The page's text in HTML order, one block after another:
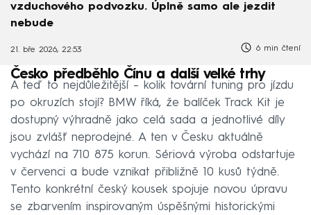
vzduchového podvozku. Úplně samo ale jezdit
nebude
21. bře 2026, 22:53 6 min čtení
Česko předběhlo Čínu a další velké trhy
A teď to nejdůležitější – kolik tovární tuning pro jízdu
po okruzích stojí? BMW říká, že balíček Track Kit je
dostupný výhradně jako celá sada a jednotlivé díly
jsou zvlášť neprodejné. A ten v Česku aktuálně
vychází na 710 875 korun. Sériová výroba odstartuje
v červenci a bude vznikat přibližně 10 kusů týdně.
Tento konkrétní český kousek spojuje novou úpravu
se zbarvením inspirovaným úspěšnými historickými